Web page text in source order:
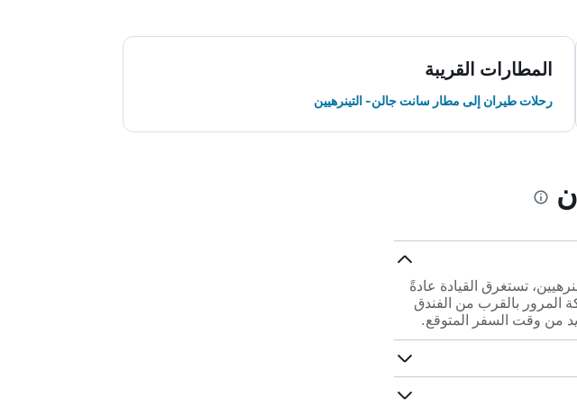
المطارات القريبة
رحلات طيران إلى مطار سانت جالن- التينرهيين
تستغرق القيادة عادةً
المرور بالقرب من الفندق
من وقت السفر المتوقع.